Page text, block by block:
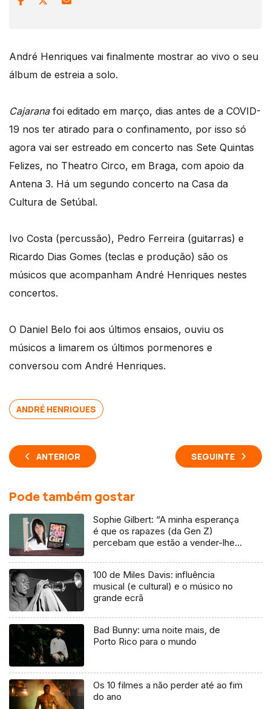
André Henriques vai finalmente mostrar ao vivo o seu
álbum de estreia a solo.
Cajaranafoi editado em março, dias antes de a COVID-
19 nos ter atirado para o confinamento, por isso só
agora vai ser estreado em concerto nas Sete Quintas
Felizes, no Theatro Circo, em Braga, com apoio da
Antena 3. Há um segundo concerto na Casa da
Cultura de Setúbal.
Ivo Costa (percussão), Pedro Ferreira (guitarras) e
Ricardo Dias Gomes (teclas e produção) são os
músicos que acompanham André Henriques nestes
concertos.
O Daniel Belo foi aos últimos ensaios, ouviu os
músicos a limarem os últimos pormenores e
conversou com André Henriques.
ANDRÉ HENRIQUES
ANTERIOR SEGUINTE
Pode também gostar
Sophie Gilbert: “A minha esperança
é que os rapazes (da Gen Z)
percebam que estão a vender-lhes
100 de Miles Davis: influência
musical (e cultural) e o músico no
grande ecrã
Bad Bunny: uma noite mais, de
Porto Rico para o mundo
Os 10 filmes a não perder até ao fim
do ano